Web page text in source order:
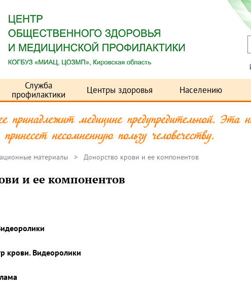
Служба
профилактики
Центры здоровья Населению
материалы > Донорство крови и ее компонентов
и ее компонентов
крови. Видеоролики